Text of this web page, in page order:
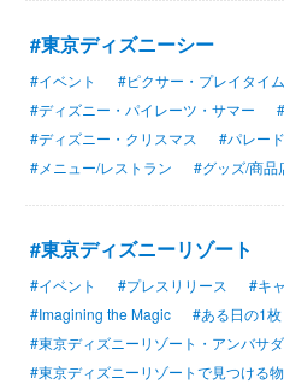
#東京ディズニーシー
#イベント #ピクサー・プレイタイム
#ディズニー・パイレーツ・サマー
#ディズニー・クリスマス
#パレー
#メニュー/レストラン
#グッズ/商品
#東京ディズニーリゾート
#イベント #プレスリリース
#キ
#Imagining the Magic
#ある日の1枚
#東京ディズニーリゾート・アンバサ
#東京ディズニーリゾートで見つける